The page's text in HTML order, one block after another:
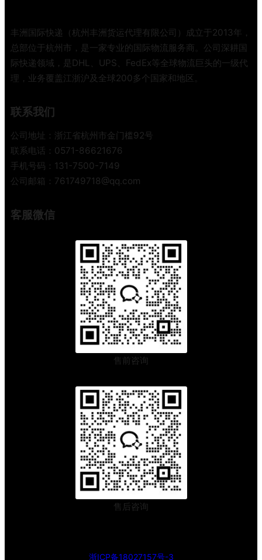
丰洲国际快递（杭州丰洲货运代理有限公司）成立于2013年，
总部位于杭州市，是一家专业的国际物流服务商。公司深耕国
际快递领域，是DHL、UPS、FedEx等全球物流巨头的一级代
理，业务覆盖江浙沪及全球200多个国家和地区。
联系我们
公司地址：浙江省杭州市金门槛92号
联系电话：0571-86621676
手机号码：131-7500-7149
公司邮箱：761749718@qq.com
客服微信
售前咨询
售后咨询
浙ICP备18027157号-3